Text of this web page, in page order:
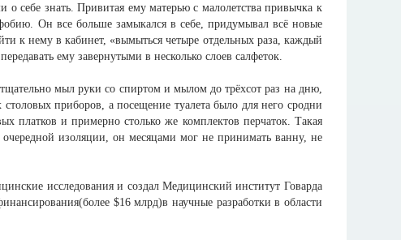
себе знать. Привитая ему матерью с малолетства привычка к
Он все больше замыкался в себе, придумывал всё новые
к нему в кабинет, «вымыться четыре отдельных раза, каждый
ему завернутыми в несколько слоев салфеток.
мыл руки со спиртом и мылом до трёхсот раз на дню,
приборов, а посещение туалета было для него сродни
платков и примерно столько же комплектов перчаток. Такая
очередной изоляции, он месяцами мог не принимать ванну, не
исследования и создал Медицинский институт Говарда
$16 млрд)в научные разработки в области